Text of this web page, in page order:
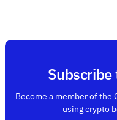
Become a member of the
using crypto